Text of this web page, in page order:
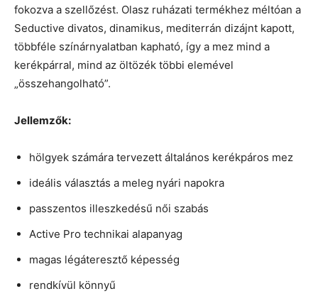
fokozva a szellőzést. Olasz ruházati termékhez méltóan a
Seductive divatos, dinamikus, mediterrán dizájnt kapott,
többféle színárnyalatban kapható, így a mez mind a
kerékpárral, mind az öltözék többi elemével
„összehangolható”.
Jellemzők:
hölgyek számára tervezett általános kerékpáros mez
ideális választás a meleg nyári napokra
passzentos illeszkedésű női szabás
Active Pro technikai alapanyag
magas légáteresztő képesség
rendkívül könnyű